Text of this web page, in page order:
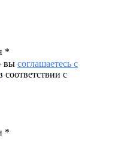
*
вы соглашаетесь с
соответствии с
*